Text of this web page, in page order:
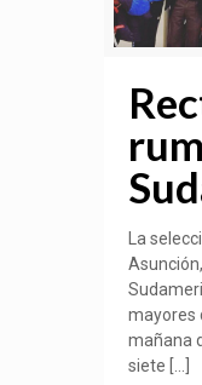
La
mayores
mañana
siete